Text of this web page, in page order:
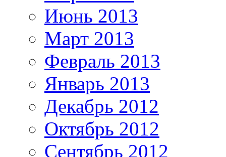
Июнь 2013
Март 2013
Февраль 2013
Январь 2013
Декабрь 2012
Октябрь 2012
Сентябрь 2012